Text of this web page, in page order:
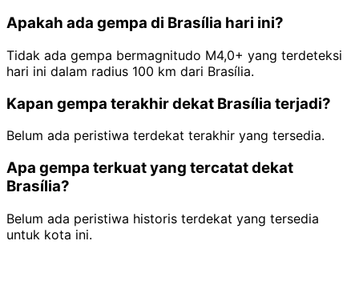
Apakah ada gempa di Brasília hari ini?
Tidak ada gempa bermagnitudo M4,0+ yang terdeteksi
hari ini dalam radius 100 km dari Brasília.
Kapan gempa terakhir dekat Brasília terjadi?
Belum ada peristiwa terdekat terakhir yang tersedia.
Apa gempa terkuat yang tercatat dekat
Brasília?
Belum ada peristiwa historis terdekat yang tersedia
untuk kota ini.